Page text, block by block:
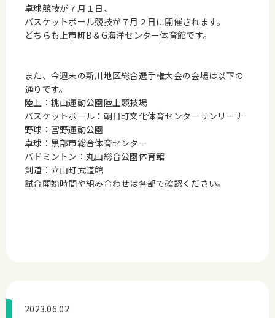
卓球競技が７月１日、
バスケットボール競技が７月２日に開催されます。
どちらも上市町B＆G海洋センター体育館です。
また、今週末の新川地区総合選手権大会の会場は以下の
通りです。
陸上：桃山運動公園陸上競技場
バスケットボール：朝日町文化体育センターサンリーナ
野球：宮野運動公園
卓球：黒部市総合体育センター
バドミントン：丸山総合公園体育館
剣道：立山町武道館
試合開始時間や組み合わせは各部で確認ください。
2023.06.02